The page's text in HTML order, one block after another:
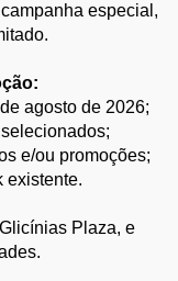
especial,
agosto de 2026;
e/ou promoções;
existente.
Plaza, e